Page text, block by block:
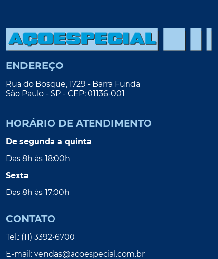
ENDEREÇO
Rua do Bosque, 1729 - Barra Funda
São Paulo - SP - CEP: 01136-001
HORÁRIO DE ATENDIMENTO
De segunda a quinta
Das 8h às 18:00h
Sexta
Das 8h às 17:00h
CONTATO
Tel.: (11) 3392-6700
E-mail: vendas@acoespecial.com.br